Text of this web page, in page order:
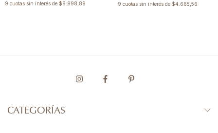
9 cuotas sin interés de $8.998,89
9 cuotas sin interés de $4.665,56
CATEGORÍAS